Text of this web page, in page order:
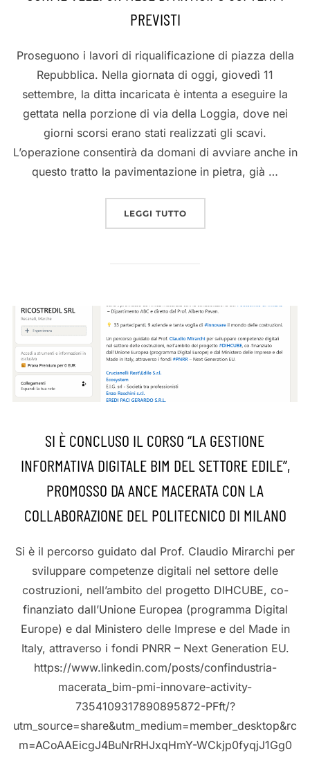
PREVISTI
Proseguono i lavori di riqualificazione di piazza della
Repubblica. Nella giornata di oggi, giovedì 11
settembre, la ditta incaricata è intenta a eseguire la
gettata nella porzione di via della Loggia, dove nei
giorni scorsi erano stati realizzati gli scavi.
L’operazione consentirà da domani di avviare anche in
questo tratto la pavimentazione in pietra, già …
LEGGI TUTTO“PIAZZA DELLA
SI È CONCLUSO IL CORSO “LA GESTIONE
INFORMATIVA DIGITALE BIM DEL SETTORE EDILE”,
PROMOSSO DA ANCE MACERATA CON LA
COLLABORAZIONE DEL POLITECNICO DI MILANO
Si è il percorso guidato dal Prof. Claudio Mirarchi per
sviluppare competenze digitali nel settore delle
costruzioni, nell’ambito del progetto DIHCUBE, co-
finanziato dall’Unione Europea (programma Digital
Europe) e dal Ministero delle Imprese e del Made in
Italy, attraverso i fondi PNRR – Next Generation EU.
https://www.linkedin.com/posts/confindustria-
macerata_bim-pmi-innovare-activity-
7354109317890895872-PFft/?
utm_source=share&utm_medium=member_desktop&rc
m=ACoAAEicgJ4BuNrRHJxqHmY-WCkjp0fyqjJ1Gg0